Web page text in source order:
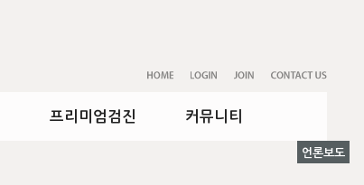
프리미엄검진 커뮤니티
언론보도